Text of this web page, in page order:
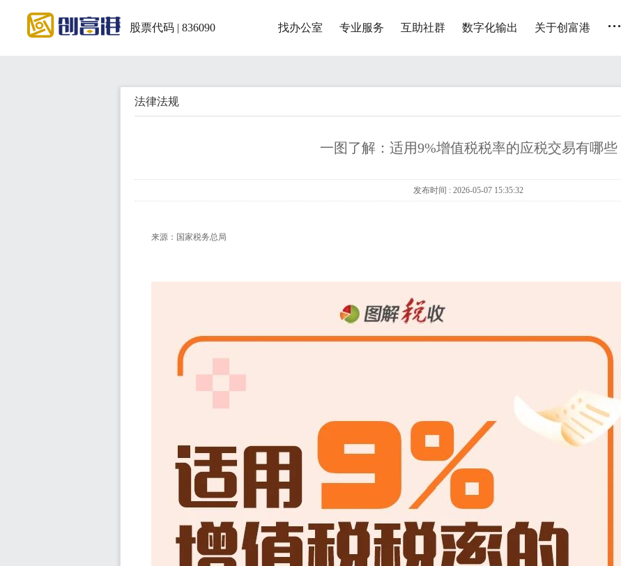
股票代码 | 836090 找办公室 专业服务 互助社群 数字化输出 关于创富港 ...
法律法规
一图了解：适用9%增值税税率的应税交易有哪些
发布时间 : 2026-05-07 15:35:32
来源：国家税务总局